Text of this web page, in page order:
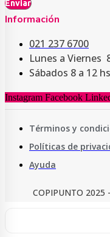
Enviar
Información
021 237 6700
Lunes a Viernes
Sábados 8 a 12
Instagram Facebook
Términos y
Políticas de
Ayuda
COPIPUNTO